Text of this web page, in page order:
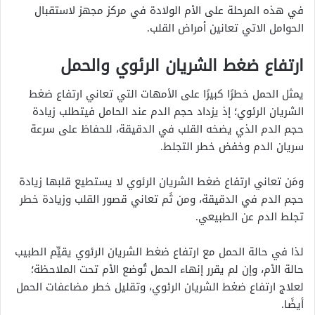
في هذه المرحلة على الأم الولادة في مركز مجهز لاستقبال
الحوامل الاتي تعانين أمراض القلب.
ارتفاع ضغط الشريان الرئوي والحمل
يمثل الحمل خطرًا كبيرًا على الأمهات التي تعاني ارتفاع ضغط
الشريان الرئوي؛ إذ يزداد حجم الدم عند الحامل فيتطلب زيادة
حجم الدم الذي يضخه القلب في الدقيقة، للحفاظ على سرعة
سريان الدم وخفض خطر التجلط.
ومَن تعاني ارتفاع ضغط الشريان الرئوي لا يستطيع قلبها زيادة
حجم الدم في الدقيقة، ومن ثَم تعاني قصور القلب وزيادة خطر
تجلط الدم عن الطبيعي.
لذا في حالة الحمل مع ارتفاع ضغط الشريان الرئوي يقيِّم الطبيب
حالة الأم، وإن لم يقرر إنهاء الحمل تُوضع الأم تحت الملاحظة؛
لعلاج ارتفاع ضغط الشريان الرئوي، وتقليل خطر مضاعفات الحمل
أيضًا.